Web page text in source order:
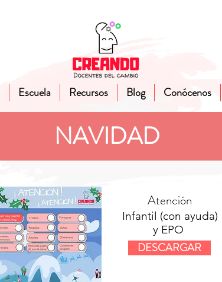
Escuela Recursos Blog Conócenos
NAVIDAD
Atención
Infantil (con ayuda)
y EPO
DESCARGAR